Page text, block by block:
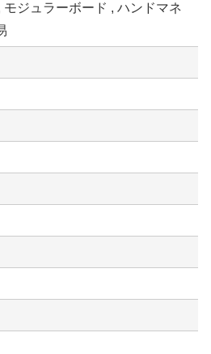
ジュラーボード , ハンドマネ